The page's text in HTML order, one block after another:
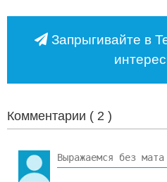
Запрыгивайте в
Комментарии ( 2 )